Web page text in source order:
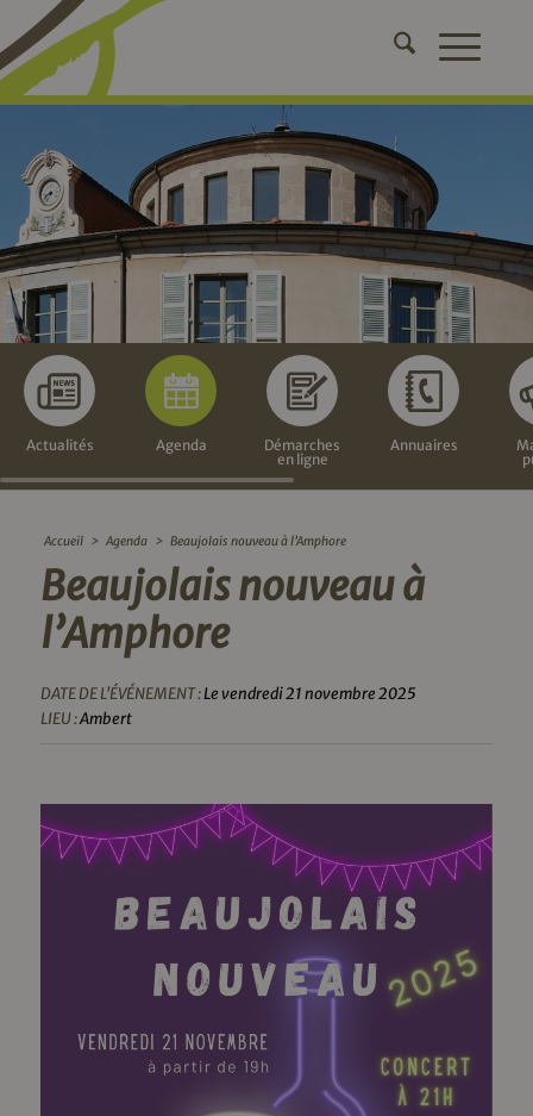
Actualités Agenda
Démarches
en ligne
Annuaires
Accueil > Agenda > Beaujolais nouveau à l’Amphore
Beaujolais nouveau à
l’Amphore
DATE DE L'ÉVÉNEMENT :Le vendredi 21 novembre 2025
LIEU :Ambert